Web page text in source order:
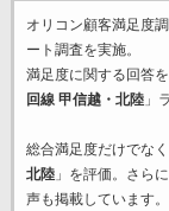
オリコン顧客満足度
ート調査を実施。
満足度に関する回答
回線 甲信越・北陸」
総合満足度だけでな
北陸」を評価。さら
声も掲載しています。